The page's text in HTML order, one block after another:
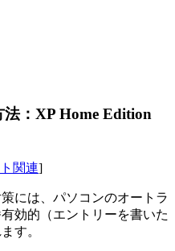
：XP Home Edition
関連]
には、パソコンのオートラ
効的（エントリーを書いた
す。